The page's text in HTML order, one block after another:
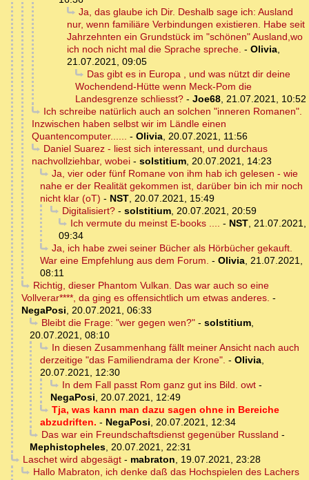
Ja, das glaube ich Dir. Deshalb sage ich: Ausland
nur, wenn familiäre Verbindungen existieren. Habe seit
Jahrzehnten ein Grundstück im "schönen" Ausland,wo
ich noch nicht mal die Sprache spreche. - Olivia,
21.07.2021, 09:05
Das gibt es in Europa , und was nützt dir deine
Wochendend-Hütte wenn Meck-Pom die
Landesgrenze schliesst? - Joe68, 21.07.2021, 10:52
Ich schreibe natürlich auch an solchen "inneren Romanen".
Inzwischen haben selbst wir im Ländle einen
Quantencomputer...... - Olivia, 20.07.2021, 11:56
Daniel Suarez - liest sich interessant, und durchaus
nachvollziehbar, wobei - solstitium, 20.07.2021, 14:23
Ja, vier oder fünf Romane von ihm hab ich gelesen - wie
nahe er der Realität gekommen ist, darüber bin ich mir noch
nicht klar (oT) - NST, 20.07.2021, 15:49
Digitalisiert?- solstitium, 20.07.2021, 20:59
Ich vermute du meinst E-books .... - NST, 21.07.2021,
09:34
Ja, ich habe zwei seiner Bücher als Hörbücher gekauft.
War eine Empfehlung aus dem Forum. - Olivia, 21.07.2021,
08:11
Richtig, dieser Phantom Vulkan. Das war auch so eine
Vollverar****, da ging es offensichtlich um etwas anderes. -
NegaPosi, 20.07.2021, 06:33
Bleibt die Frage: "wer gegen wen?"- solstitium,
20.07.2021, 08:10
In diesen Zusammenhang fällt meiner Ansicht nach auch
derzeitige "das Familiendrama der Krone". - Olivia,
20.07.2021, 12:30
In dem Fall passt Rom ganz gut ins Bild. owt-
NegaPosi, 20.07.2021, 12:49
Tja, was kann man dazu sagen ohne in Bereiche
abzudriften. - NegaPosi, 20.07.2021, 12:34
Das war ein Freundschaftsdienst gegenüber Russland -
Mephistopheles, 20.07.2021, 22:31
Laschet wird abgesägt- mabraton, 19.07.2021, 23:28
Hallo Mabraton, ich denke daß das Hochspielen des Lachers